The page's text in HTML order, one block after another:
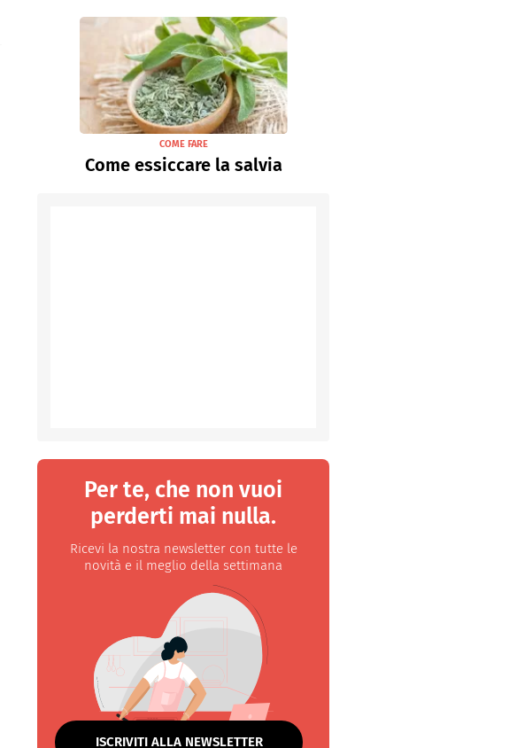
COME FARE
Come essiccare la salvia
Per te, che non vuoi
perderti mai nulla.
Ricevi la nostra newsletter con tutte le
novità e il meglio della settimana
ISCRIVITI ALLA NEWSLETTER